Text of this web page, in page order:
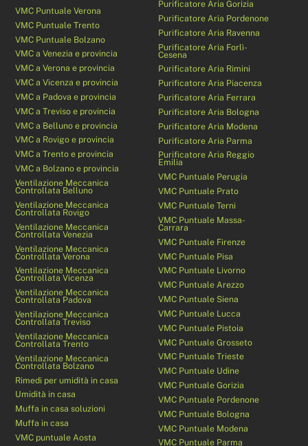
VMC Puntuale Verona
VMC Puntuale Trento
VMC Puntuale Bolzano
VMC a Venezia e provincia
VMC a Verona e provincia
VMC a Vicenza e provincia
VMC a Padova e provincia
VMC a Treviso e provincia
VMC a Belluno e provincia
VMC a Rovigo e provincia
VMC a Trento e provincia
VMC a Bolzano e provincia
Ventilazione Meccanica
Controllata Belluno
Ventilazione Meccanica
Controllata Rovigo
Ventilazione Meccanica
Controllata Venezia
Ventilazione Meccanica
Controllata Verona
Ventilazione Meccanica
Controllata Vicenza
Ventilazione Meccanica
Controllata Padova
Ventilazione Meccanica
Controllata Treviso
Ventilazione Meccanica
Controllata Trento
Ventilazione Meccanica
Controllata Bolzano
Rimedi per umidità in casa
Umidità in casa
Muffa in casa soluzioni
Muffa in casa
VMC puntuale Aosta
Purificatore Aria Gorizia
Purificatore Aria Pordenone
Purificatore Aria Ravenna
Purificatore Aria Forlì-
Cesena
Purificatore Aria Rimini
Purificatore Aria Piacenza
Purificatore Aria Ferrara
Purificatore Aria Bologna
Purificatore Aria Modena
Purificatore Aria Parma
Purificatore Aria Reggio
Emilia
VMC Puntuale Perugia
VMC Puntuale Prato
VMC Puntuale Terni
VMC Puntuale Massa-
Carrara
VMC Puntuale Firenze
VMC Puntuale Pisa
VMC Puntuale Livorno
VMC Puntuale Arezzo
VMC Puntuale Siena
VMC Puntuale Lucca
VMC Puntuale Pistoia
VMC Puntuale Grosseto
VMC Puntuale Trieste
VMC Puntuale Udine
VMC Puntuale Gorizia
VMC Puntuale Pordenone
VMC Puntuale Bologna
VMC Puntuale Modena
VMC Puntuale Parma